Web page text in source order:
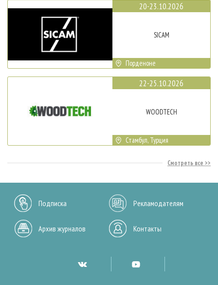
20-23.10.2026
SICAM
Порденоне
22-25.10.2026
WOODTECH
Стамбул, Турция
Смотреть все
Подписка Рекламодателям
Архив журналов Контакты